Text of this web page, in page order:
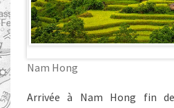
Nam Hong
Arrivée à Nam Hong fin